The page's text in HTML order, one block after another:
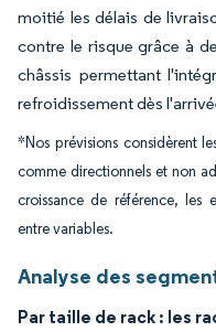
moitié les délais de
contre le risque grâce à
châssis permettant
refroidissement dès
*Nos prévisions considèrent
comme directionnels et non
croissance de référence, les
entre variables.
Analyse des
Par taille de rack : les